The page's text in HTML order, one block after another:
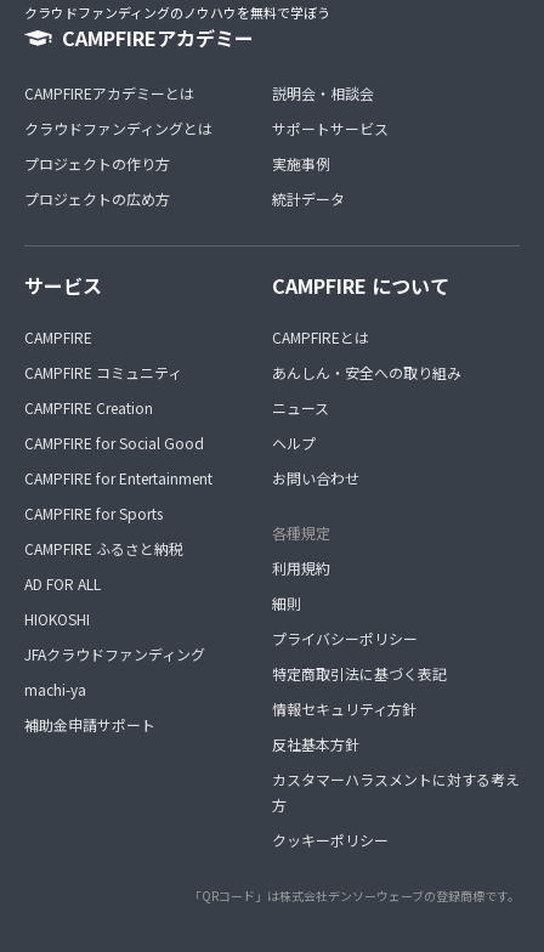
クラウドファンディングのノウハウを無料で学ぼう
CAMPFIREアカデミー
CAMPFIREアカデミーとは
クラウドファンディングとは
プロジェクトの作り方
プロジェクトの広め方
説明会・相談会
サポートサービス
実施事例
統計データ
サービス
CAMPFIRE
CAMPFIRE コミュニティ
CAMPFIRE Creation
CAMPFIRE for Social Good
CAMPFIRE for Entertainment
CAMPFIRE for Sports
CAMPFIRE ふるさと納税
AD FOR ALL
HIOKOSHI
JFAクラウドファンディング
machi-ya
補助金申請サポート
CAMPFIRE について
CAMPFIREとは
あんしん・安全への取り組み
ニュース
ヘルプ
お問い合わせ
各種規定
利用規約
細則
プライバシーポリシー
特定商取引法に基づく表記
情報セキュリティ方針
反社基本方針
カスタマーハラスメントに対する考え
方
クッキーポリシー
「QRコード」は株式会社デンソーウェーブの登録商標です。